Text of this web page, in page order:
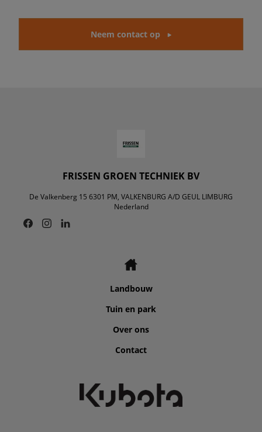
Neem contact op
FRISSEN GROEN TECHNIEK BV
De Valkenberg 15 6301 PM, VALKENBURG A/D GEUL LIMBURG
Nederland
Landbouw
Tuin en park
Over ons
Contact